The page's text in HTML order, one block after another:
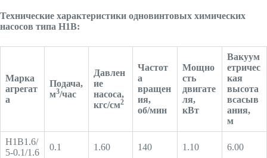
Технические характеристики одновинтовых химических
насосов типа Н1В:
Марка
агрегат
а
Подача,
м3/час
Давлен
ие
насоса,
кгс/см2
Частот
а
вращен
ия,
об/мин
Мощно
сть
двигате
ля,
кВт
Вакуум
етричес
кая
высота
всасыв
ания,
м
Н1В1.6/
5-0.1/1.6
0.1 1.60 140 1.10 6.00